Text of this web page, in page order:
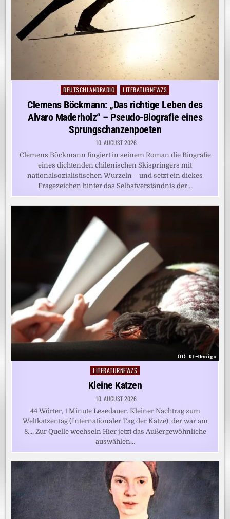
Posted
in
DEUTSCHLANDRADIO LITERATURNEWZS
Clemens Böckmann: „Das richtige Leben des
Alvaro Maderholz“ – Pseudo-Biografie eines
Sprungschanzenpoeten
10. AUGUST 2026
Clemens Böckmann fingiert in seinem Roman die Biografie
eines dichtenden chilenischen Skispringers mit
nationalsozialistischen Wurzeln – und setzt ein dickes
Fragezeichen hinter das Selbstverständnis der…
Posted
in
LITERATURNEWZS
Kleine Katzen
10. AUGUST 2026
44 Wörter, 1 Minute Lesedauer. Kleiner Nachtrag zum
Weltkatzentag (Internationaler Tag der Katze), der war am
8…. Zur Quelle wechseln Hier jetzt das Außergewöhnliche
auswählen…